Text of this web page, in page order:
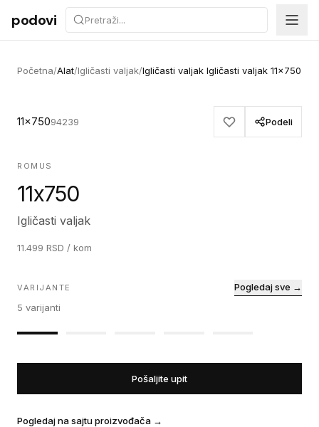
Preskoči na sadržaj
podovi
Početna/Alat/Igličasti valjak/Igličasti valjak Igličasti valjak 11x750
11x75094239 Podeli
ROMUS
11x750
Igličasti valjak
11.499 RSD / kom
VARIJANTE
5 varijanti
Pogledaj sve →
Pošaljite upit
Pogledaj na sajtu proizvođača →